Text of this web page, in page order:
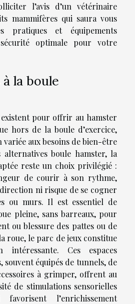
l’avis d’un vétérinaire
mammifères qui saura vous
pratiques et équipements
optimale pour votre
la boule
pour offrir au hamster
hors de la boule d’exercice,
aux besoins de bien-être
alternatives boule hamster, la
reste un choix privilégié :
de courir à son rythme,
ni risque de se cogner
ou murs. Il est essentiel de
pleine, sans barreaux, pour
ou blessure des pattes ou de
roue, le parc de jeux constitue
Ces espaces
souvent équipés de tunnels, de
à grimper, offrent au
de stimulations sensorielles
l’enrichissement